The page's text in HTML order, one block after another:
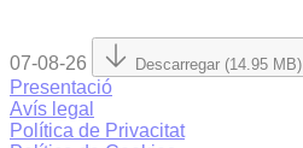
07-08-26 Descarregar (14.95 MB)
Presentació
Avís legal
Política de Privacitat